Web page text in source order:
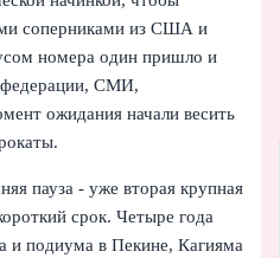
соперниками из США и
номера один пришло и
федерации, СМИ,
ожидания начали весить
пауза - уже вторая крупная
срок. Четыре года
и подиума в Пекине, Кагияма